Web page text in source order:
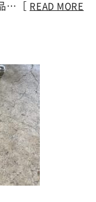
…［
READ MORE